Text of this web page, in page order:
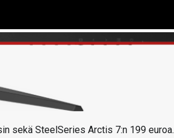
sekä SteelSeries Arctis 7:n 199 euroa.